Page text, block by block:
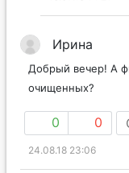
Ирина
Добрый вечер! А
очищенных?
0 0
24.08.18 23:06